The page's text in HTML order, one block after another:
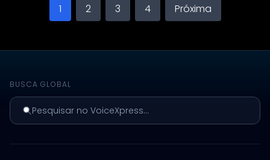
1 2 3 4 Próxima
BUSCA GLOBAL
Pesquisar no VoiceXpress...